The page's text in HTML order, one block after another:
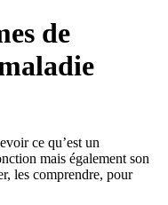
de
ce qu’est un
mais également son
les comprendre, pour